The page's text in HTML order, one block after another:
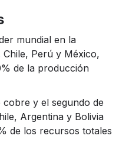
mundial en la
Perú y México,
de la producción
y el segundo de
Argentina y Bolivia
de los recursos totales